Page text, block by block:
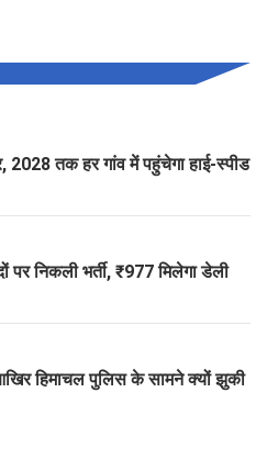
2028 तक हर गांव में पहुंचेगा हाई-स्पीड
निकली भर्ती, ₹977 मिलेगा डेली
हिमाचल पुलिस के सामने क्यों झुकी